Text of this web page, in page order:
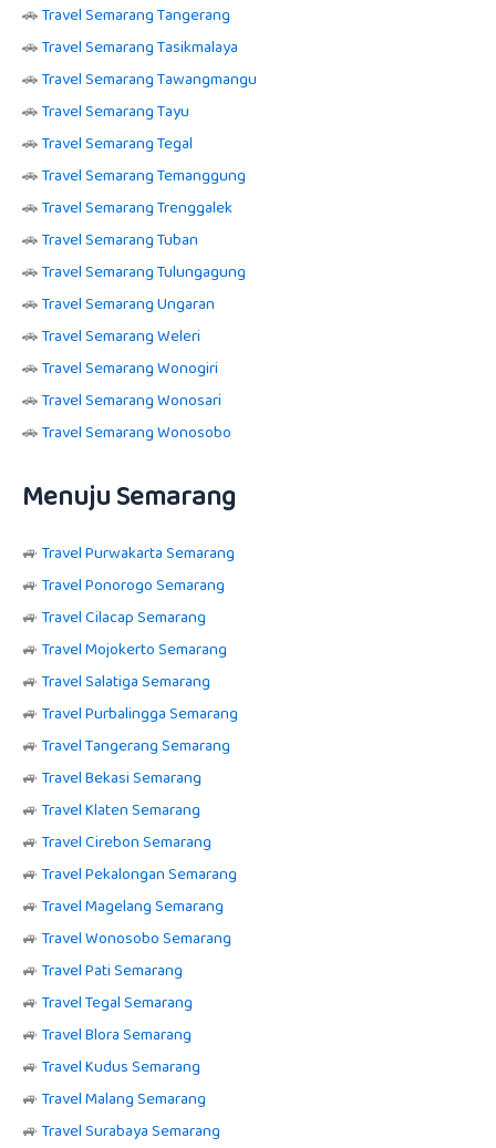
🚗Travel Semarang Tangerang
🚗Travel Semarang Tasikmalaya
🚗Travel Semarang Tawangmangu
🚗Travel Semarang Tayu
🚗Travel Semarang Tegal
🚗Travel Semarang Temanggung
🚗Travel Semarang Trenggalek
🚗Travel Semarang Tuban
🚗Travel Semarang Tulungagung
🚗Travel Semarang Ungaran
🚗Travel Semarang Weleri
🚗Travel Semarang Wonogiri
🚗Travel Semarang Wonosari
🚗Travel Semarang Wonosobo
Menuju Semarang
🚙 Travel Purwakarta Semarang
🚙 Travel Ponorogo Semarang
🚙 Travel Cilacap Semarang
🚙 Travel Mojokerto Semarang
🚙 Travel Salatiga Semarang
🚙 Travel Purbalingga Semarang
🚙 Travel Tangerang Semarang
🚙 Travel Bekasi Semarang
🚙 Travel Klaten Semarang
🚙 Travel Cirebon Semarang
🚙 Travel Pekalongan Semarang
🚙 Travel Magelang Semarang
🚙 Travel Wonosobo Semarang
🚙 Travel Pati Semarang
🚙 Travel Tegal Semarang
🚙 Travel Blora Semarang
🚙 Travel Kudus Semarang
🚙 Travel Malang Semarang
🚙 Travel Surabaya Semarang